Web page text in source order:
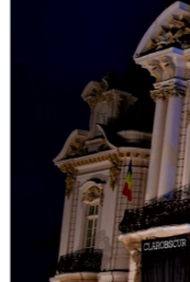
English
Închirieri
Închirieri
Încărcare